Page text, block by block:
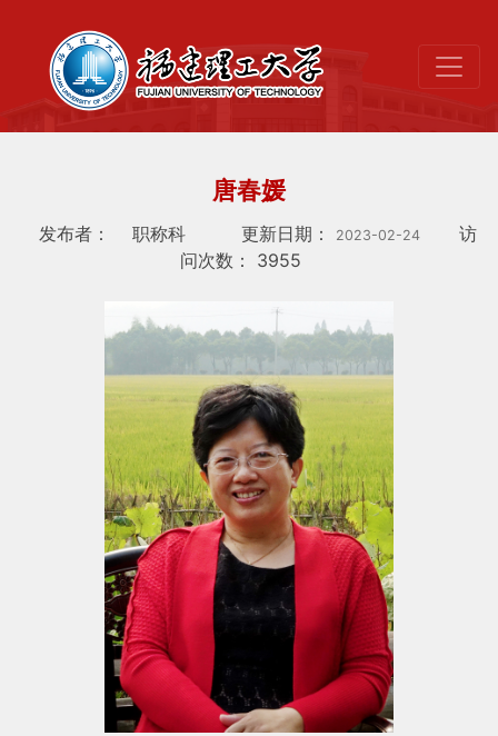
唐春媛
发布者： 职称科 更新日期： 2023-02-24
访
问次数： 3955